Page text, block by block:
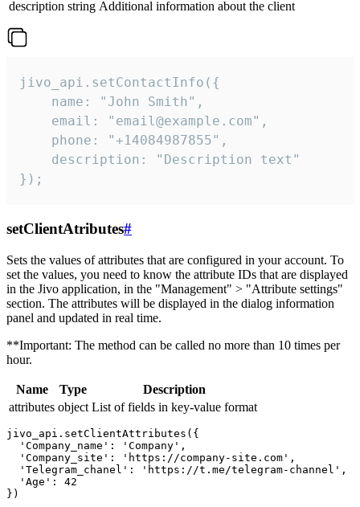
description string Additional information about the client
jivo_api.setContactInfo({
    name: "John Smith",
    email: "email@example.com",
    phone: "+14084987855",
    description: "Description text"
});
setClientAtributes#
Sets the values ​​of attributes that are configured in your account. To
set the values, you need to know the attribute IDs that are displayed
in the Jivo application, in the "Management" > "Attribute settings"
section. The attributes will be displayed in the dialog information
panel and updated in real time.
**Important: The method can be called no more than 10 times per
hour.
Name Type
Description
attributes object List of fields in key-value format
jivo_api.setClientAttributes({
  'Company_name': 'Company',
  'Company_site': 'https://company-site.com',
  'Telegram_chanel': 'https://t.me/telegram-channel',
  'Age': 42